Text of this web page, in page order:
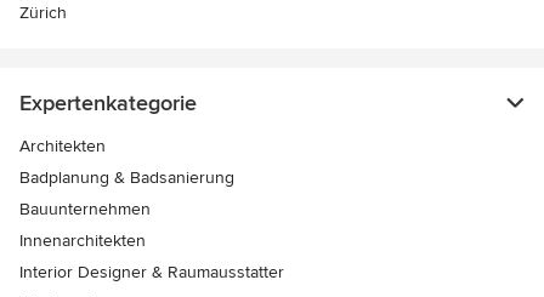
Zürich
Expertenkategorie
Architekten
Badplanung & Badsanierung
Bauunternehmen
Innenarchitekten
Interior Designer & Raumausstatter